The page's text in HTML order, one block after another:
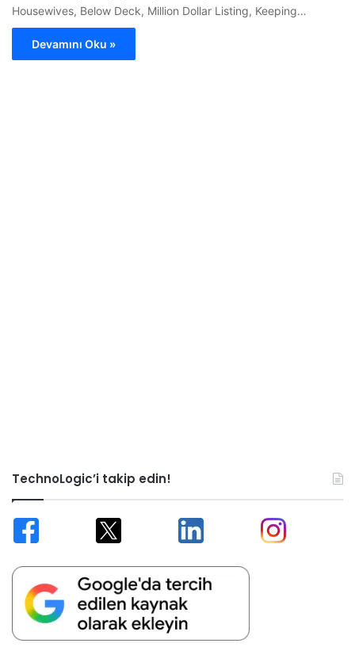
Housewives, Below Deck, Million Dollar Listing, Keeping…
Devamını Oku »
TechnoLogic’i takip edin!